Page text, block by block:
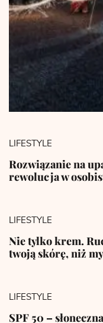
LIFESTYLE
Rozwiązanie na
rewolucja w
LIFESTYLE
Nie tylko krem.
twoją skórę, niż
LIFESTYLE
SPF 50 –